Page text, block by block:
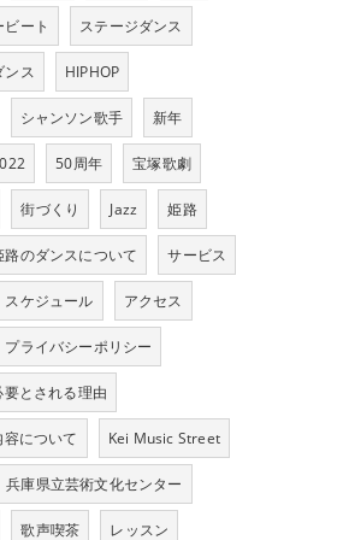
ビート ステージダンス
ンス HIPHOP
シャンソン歌手 新年
50周年 宝塚歌劇
街づくり Jazz 姫路
路のダンスについて サービス
スケジュール アクセス
プライバシーポリシー
とされる理由
について Kei Music Street
兵庫県立芸術文化センター
歌声喫茶 レッスン